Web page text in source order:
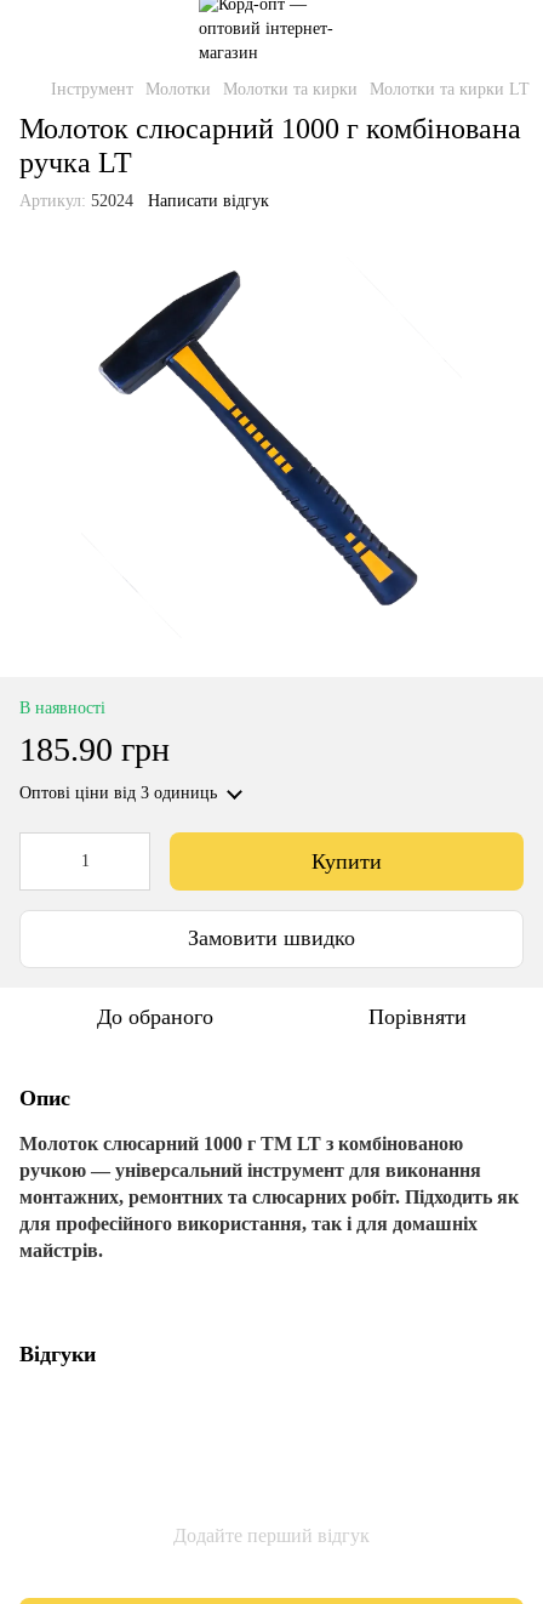
Інструмент Молотки Молотки та кирки Молотки та кирки LT
Молоток слюсарний 1000 г комбінована
ручка LT
Артикул: 52024 Написати відгук
В наявності
185.90 грн
Оптові ціни від 3 одиниць
Купити
Замовити швидко
До обраного Порівняти
Опис
Молоток слюсарний 1000 г ТМ LT з комбінованою
ручкою — універсальний інструмент для виконання
монтажних, ремонтних та слюсарних робіт. Підходить як
для професійного використання, так і для домашніх
майстрів.
Відгуки
Додайте перший відгук